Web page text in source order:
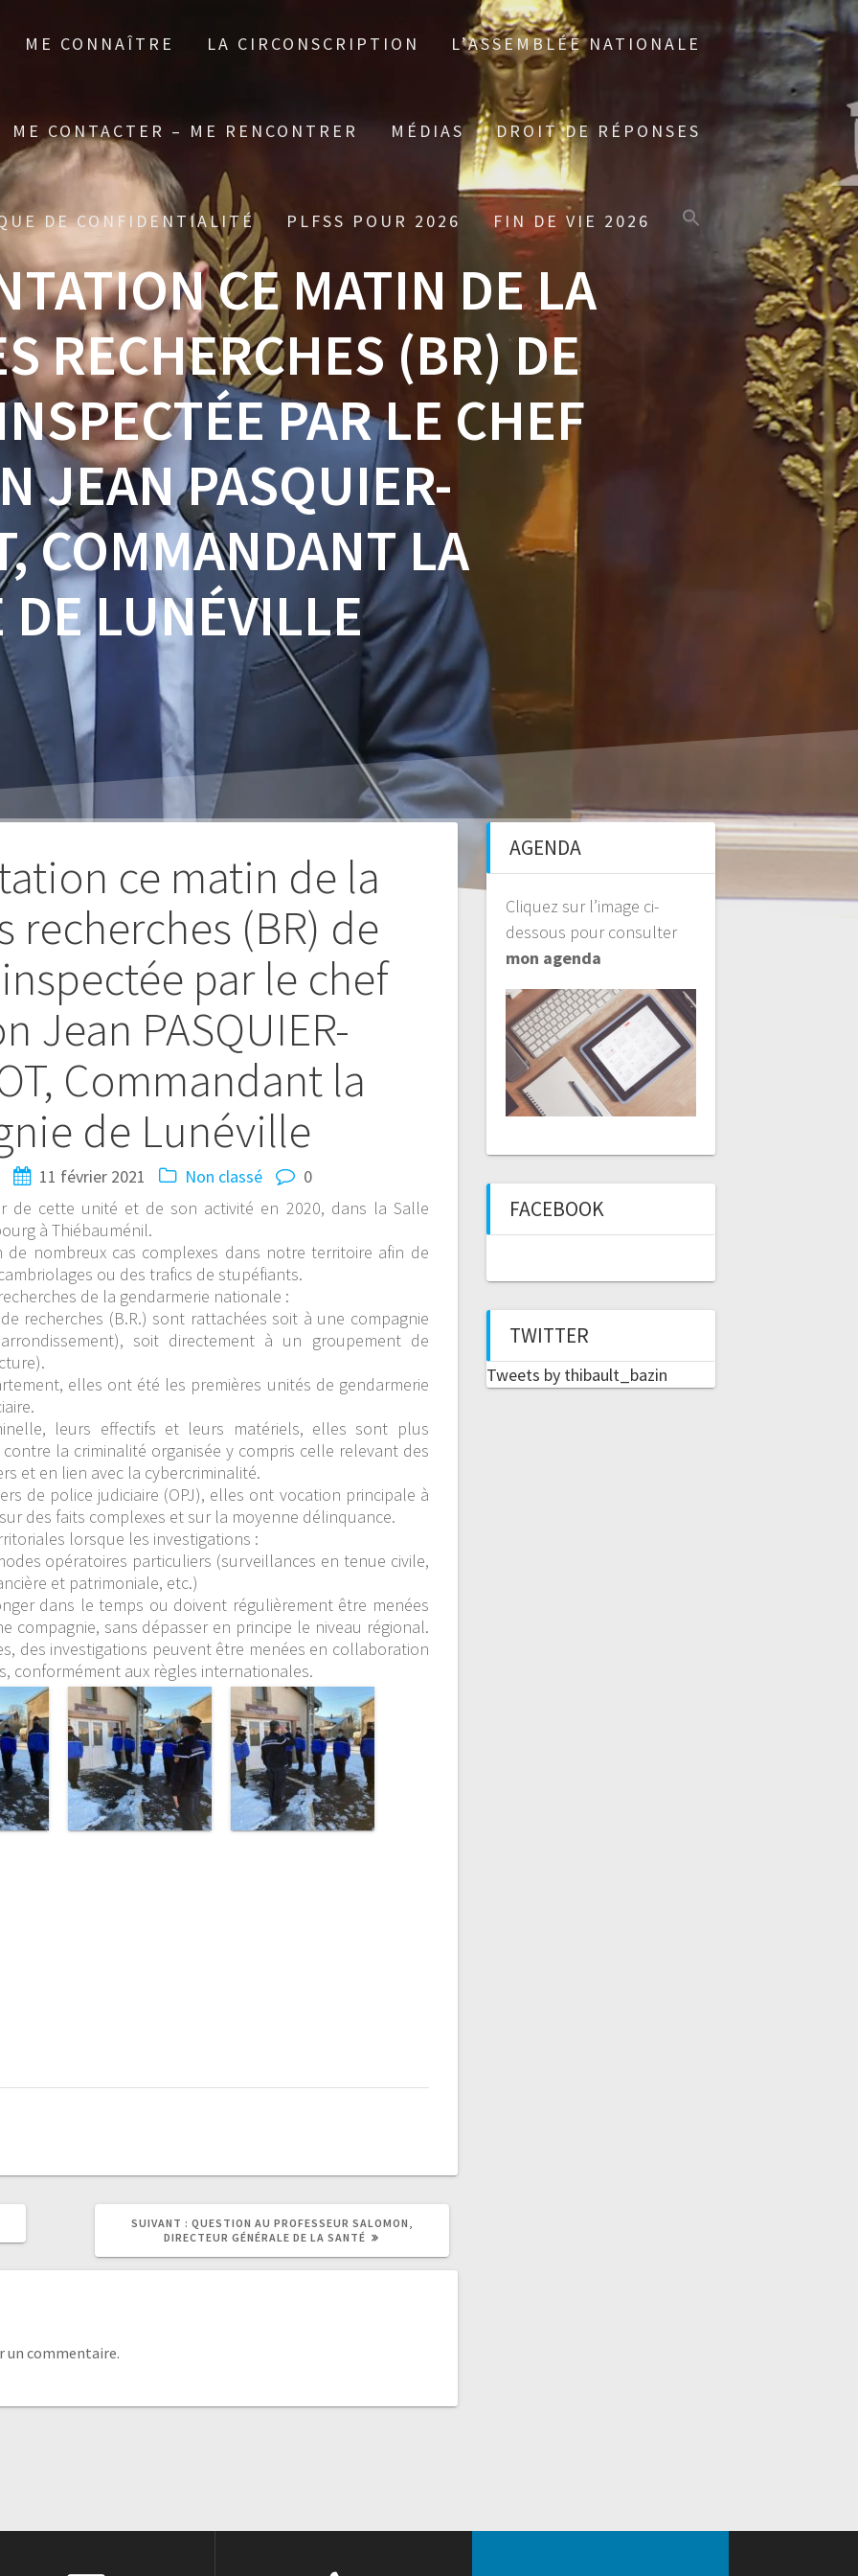
ME CONNAÎTRE LA CIRCONSCRIPTION L’ASSEMBLÉE NATIONALE
ME CONTACTER – ME RENCONTRER MÉDIAS DROIT DE RÉPONSES
DE CONFIDENTIALITÉ PLFSS POUR 2026 FIN DE VIE 2026
CE MATIN DE LA
RECHERCHES (BR) DE
PAR LE CHEF
JEAN PASQUIER-
COMMANDANT LA
DE LUNÉVILLE
ce matin de la
recherches (BR) de
inspectée par le chef
Jean PASQUIER-
Commandant la
de Lunéville
11 février 2021 Non classé
0
de cette unité et de son activité en 2020, dans la Salle
à Thiébauménil.
de nombreux cas complexes dans notre territoire afin de
ou des trafics de stupéfiants.
de la gendarmerie nationale :
recherches (B.R.) sont rattachées soit à une compagnie
soit directement à un groupement de
elles ont été les premières unités de gendarmerie
leurs effectifs et leurs matériels, elles sont plus
la criminalité organisée y compris celle relevant des
et en lien avec la cybercriminalité.
de police judiciaire (OPJ), elles ont vocation principale à
des faits complexes et sur la moyenne délinquance.
lorsque les investigations :
opératoires particuliers (surveillances en tenue civile,
et patrimoniale, etc.)
dans le temps ou doivent régulièrement être menées
compagnie, sans dépasser en principe le niveau régional.
des investigations peuvent être menées en collaboration
conformément aux règles internationales.
SUIVANT : QUESTION AU PROFESSEUR SALOMON,
DIRECTEUR GÉNÉRALE DE LA SANTÉ
un commentaire.
AGENDA
Cliquez sur l’image ci-
dessous pour consulter
mon agenda
FACEBOOK
TWITTER
Tweets by thibault_bazin